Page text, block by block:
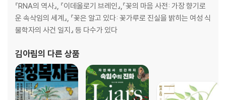
『RNA의 역사』, 『이데올로기 브레인』,『꽃의 마음 사전: 가장 향기로
운 속삭임의 세계』, 『꽃은 알고 있다: 꽃가루로 진실을 밝히는 여성 식
물학자의 사건 일지』 등 다수가 있다
김아림의 다른 상품